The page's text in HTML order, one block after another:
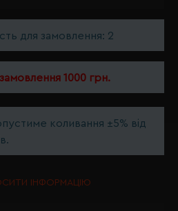
для замовлення: 2
1000 грн.
коливання ±5% від
ІНФОРМАЦІЮ